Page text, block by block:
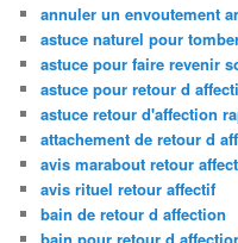
annuler un envoutement
astuce naturel pour
astuce pour faire revenir
astuce pour retour d
astuce retour d'affection
attachement de retour d
avis marabout retour
avis rituel retour affectif
bain de retour d affection